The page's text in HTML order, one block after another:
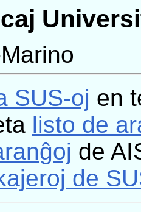
SUS-oj en
listo de
de
de